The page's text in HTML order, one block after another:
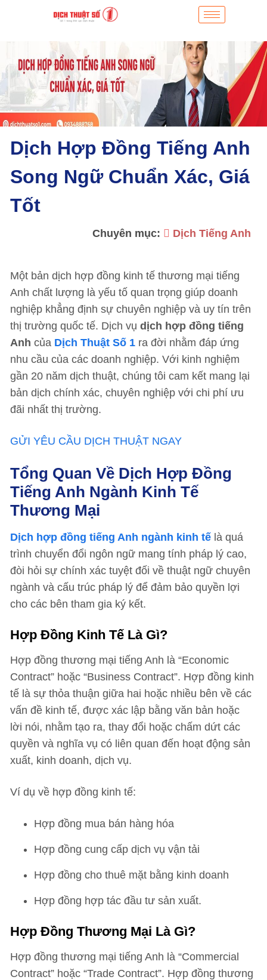
Dịch Hợp Đồng Tiếng Anh
Song Ngữ Chuẩn Xác, Giá
Tốt
Chuyên mục: Dịch Tiếng Anh
Một bản dịch hợp đồng kinh tế thương mại tiếng
Anh chất lượng là yếu tố quan trọng giúp doanh
nghiệp khẳng định sự chuyên nghiệp và uy tín trên
thị trường quốc tế. Dịch vụ dịch hợp đồng tiếng
Anh của Dịch Thuật Số 1 ra đời nhằm đáp ứng
nhu cầu của các doanh nghiệp. Với kinh nghiệm
gần 20 năm dịch thuật, chúng tôi cam kết mang lại
bản dịch chính xác, chuyên nghiệp với chi phí ưu
đãi nhất thị trường.
GỬI YÊU CẦU DỊCH THUẬT NGAY
Tổng Quan Về Dịch Hợp Đồng
Tiếng Anh Ngành Kinh Tế
Thương Mại
Dịch hợp đồng tiếng Anh ngành kinh tế là quá
trình chuyển đổi ngôn ngữ mang tính pháp lý cao,
đòi hỏi sự chính xác tuyệt đối về thuật ngữ chuyên
ngành và cấu trúc pháp lý để đảm bảo quyền lợi
cho các bên tham gia ký kết.
Hợp Đồng Kinh Tế Là Gì?
Hợp đồng thương mại tiếng Anh là “Economic
Contract” hoặc “Business Contract”. Hợp đồng kinh
tế là sự thỏa thuận giữa hai hoặc nhiều bên về các
vấn đề kinh tế, được xác lập bằng văn bản hoặc
lời nói, nhằm tạo ra, thay đổi hoặc chấm dứt các
quyền và nghĩa vụ có liên quan đến hoạt động sản
xuất, kinh doanh, dịch vụ.
Ví dụ về hợp đồng kinh tế:
Hợp đồng mua bán hàng hóa
Hợp đồng cung cấp dịch vụ vận tải
Hợp đồng cho thuê mặt bằng kinh doanh
Hợp đồng hợp tác đầu tư sản xuất.
Hợp Đồng Thương Mại Là Gì?
Hợp đồng thương mại tiếng Anh là “Commercial
Contract” hoặc “Trade Contract”. Hợp đồng thương